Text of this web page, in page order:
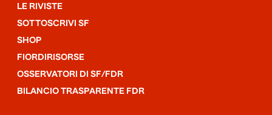
LE RIVISTE
SOTTOSCRIVI SF
SHOP
FIORDIRISORSE
OSSERVATORI DI SF/FDR
BILANCIO TRASPARENTE FDR